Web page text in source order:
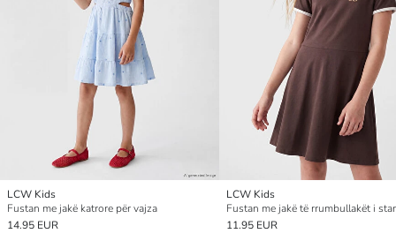
LCW Kids
Fustan me jakë katrore për vajza
14.95 EUR
LCW Kids
11.95 EUR